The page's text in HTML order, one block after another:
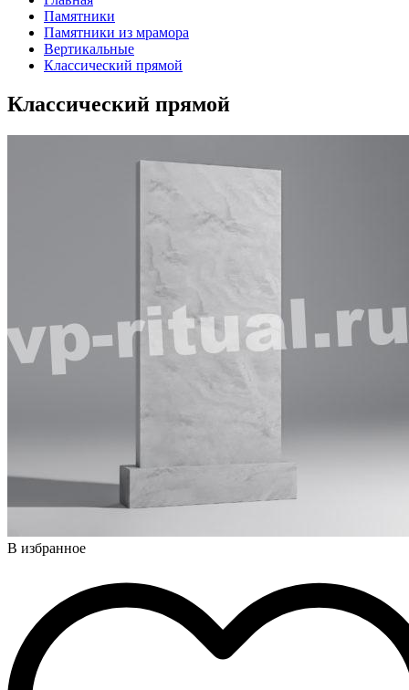
Памятники
Памятники из мрамора
Вертикальные
Классический прямой
Классический прямой
В избранное